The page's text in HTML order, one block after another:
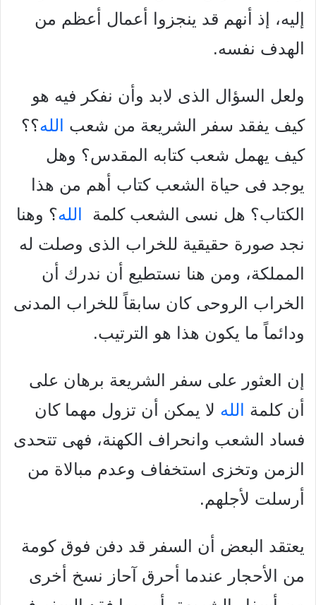
إليه، إذ أنهم قد ينجزوا أعمال أعظم من
الهدف نفسه.
ولعل السؤال الذى لابد وأن نفكر فيه هو
كيف يفقد سفر الشريعة من شعب
الله؟؟
كيف يهمل شعب كتابه المقدس؟ وهل
يوجد فى حياة الشعب كتاب أهم من هذا
الكتاب؟ هل نسى الشعب كلمة
الله؟ وهنا
نجد صورة حقيقية للخراب الذى وصلت له
المملكة، ومن هنا نستطيع أن ندرك أن
الخراب الروحى كان سابقاً للخراب المدنى
ودائماً ما يكون هذا هو الترتيب.
إن العثور على سفر الشريعة برهان على
أن كلمة
الله لا يمكن أن تزول مهما كان
فساد الشعب وانحراف الكهنة، فهى تتحدى
الزمن وتخزى استخفاف وعدم مبالاة من
أرسلت لأجلهم.
يعتقد البعض أن السفر قد دفن فوق كومة
من الأحجار عندما أحرق آحاز نسخ أخرى